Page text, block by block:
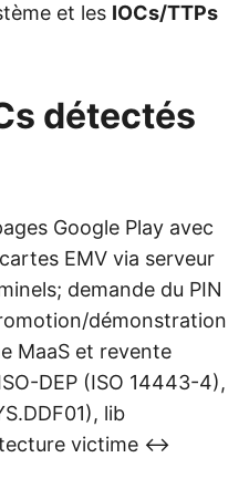
et les IOCs/TTPs
détectés
Google Play avec
EMV via serveur
demande du PIN
démonstration
MaaS et revente
DEP (ISO 14443-4),
lib
victime ↔